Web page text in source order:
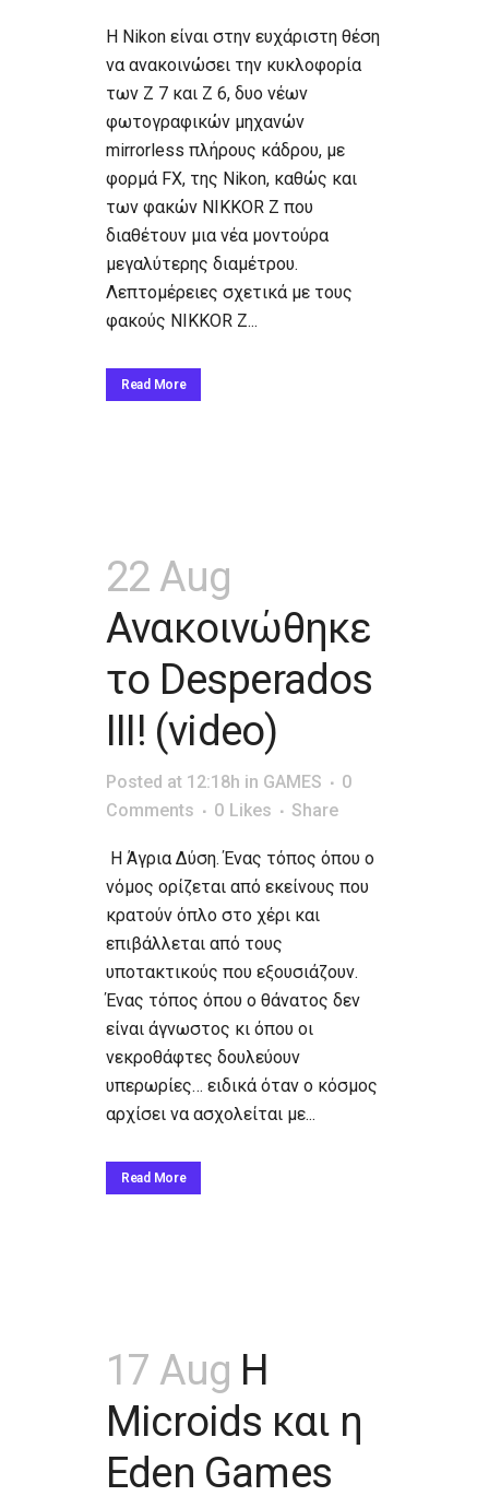
Η Nikon είναι στην ευχάριστη θέση
να ανακοινώσει την κυκλοφορία
των Z 7 και Z 6, δυο νέων
φωτογραφικών μηχανών
mirrorless πλήρους κάδρου, με
φορμά FX, της Nikon, καθώς και
των φακών NIKKOR Z που
διαθέτουν μια νέα μοντούρα
μεγαλύτερης διαμέτρου.
Λεπτομέρειες σχετικά με τους
φακούς NIKKOR Z...
Read More
22 Aug
Ανακοινώθηκε
το Desperados
III! (video)
Posted at 12:18h in GAMES
0
Comments
0 Likes Share
Η Άγρια Δύση. Ένας τόπος όπου ο
νόμος ορίζεται από εκείνους που
κρατούν όπλο στο χέρι και
επιβάλλεται από τους
υποτακτικούς που εξουσιάζουν.
Ένας τόπος όπου ο θάνατος δεν
είναι άγνωστος κι όπου οι
νεκροθάφτες δουλεύουν
υπερωρίες… ειδικά όταν ο κόσμος
αρχίσει να ασχολείται με...
Read More
17 Aug Η
Microids και η
Eden Games